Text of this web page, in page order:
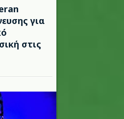
για
στις